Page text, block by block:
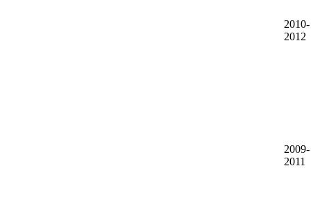
2010-
2012
2009-
2011